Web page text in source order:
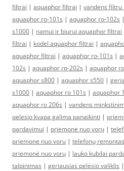
filtrai | aquaphor filtrai | vandens filtru
aquaphor ro-101s | aquaphor ro-102s |
s1000 | namui ir biurui aquaphor filtrai
filtrai | kodel aquaphor filtrai |
aquaphor filtrai | aquaphor ro-101s |
102s | aquaphor ro-202s | aquaphor
aquaphor s800 | aquaphor s550 |
s1000 | aquaphor ro 101s | aquaphor
aquaphor ro 206s | vandens
pelesio kvapa galima panaikinti |
pardavimui | priemonė nuo vorų |
priemone nuo voru | telefonų remontas
priemonė nuo vorų | lauko kubilai
talpinimas | geriausias pelėsio valiklis |